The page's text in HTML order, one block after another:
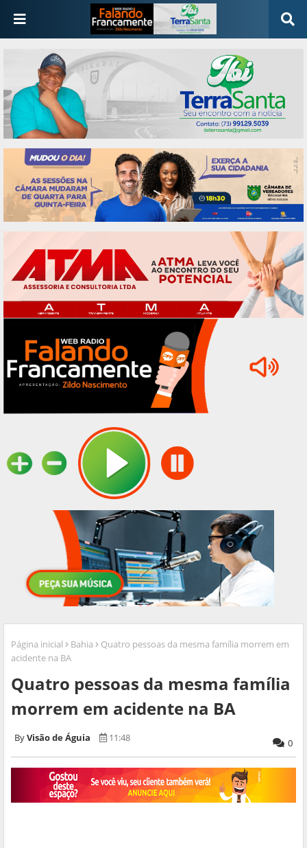
Página inicial Bahia
Quatro pessoas da mesma família morrem em
acidente na BA
Quatro pessoas da mesma família
morrem em acidente na BA
Visão de Águia 11:48 0